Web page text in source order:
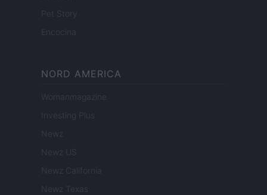
Pet Story
Encocina
NORD AMERICA
Womanmagazine
Investing Plus
Newz
Newz US
Newz California
Newz Texas